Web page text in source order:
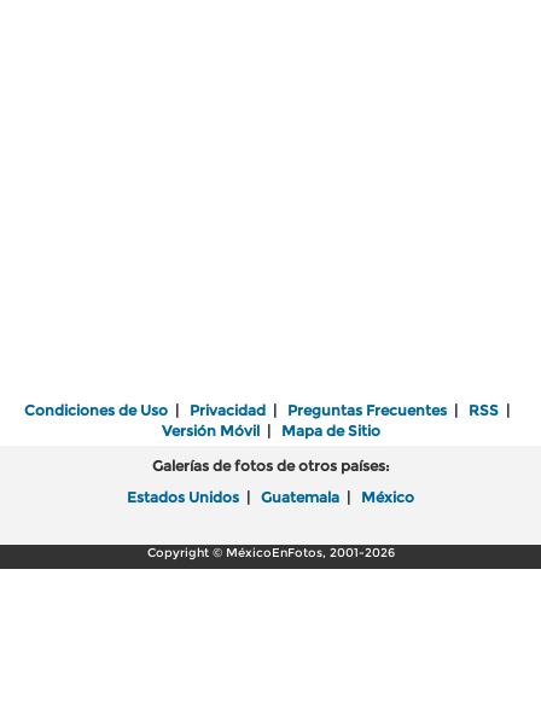
Condiciones de Uso | Privacidad | Preguntas Frecuentes | RSS |
Versión Móvil| Mapa de Sitio
Galerías de fotos de otros países:
Estados Unidos | Guatemala | México
Copyright © MéxicoEnFotos, 2001-2026